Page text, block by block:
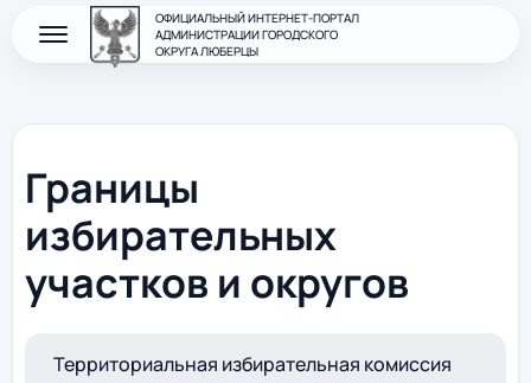
ОФИЦИАЛЬНЫЙ ИНТЕРНЕТ-ПОРТАЛ
АДМИНИСТРАЦИИ ГОРОДСКОГО
ОКРУГА ЛЮБЕРЦЫ
Границы
избирательных
участков и округов
Территориальная избирательная комиссия